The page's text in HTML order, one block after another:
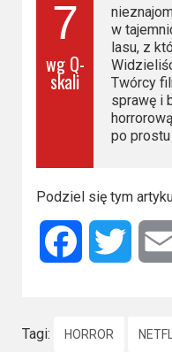
7
wg Q-
skali
w
lasu, z
Twórcy
sprawę i
po
Podziel się tym
Facebook
Tagi: HORROR